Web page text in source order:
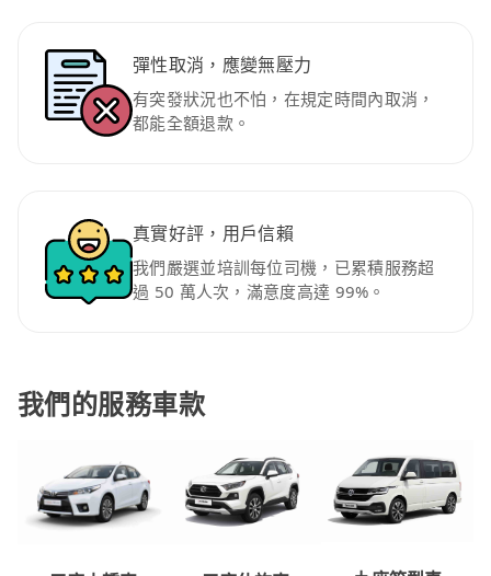
彈性取消，應變無壓力
有突發狀況也不怕，在規定時間內取消，
都能全額退款。
真實好評，用戶信賴
我們嚴選並培訓每位司機，已累積服務超
過 50 萬人次，滿意度高達 99%。
我們的服務車款